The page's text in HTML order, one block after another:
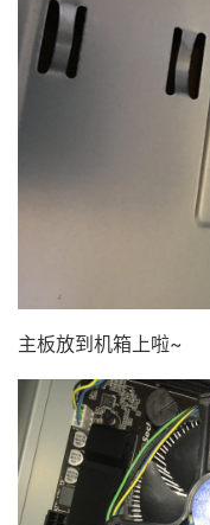
主板放到机箱上啦~